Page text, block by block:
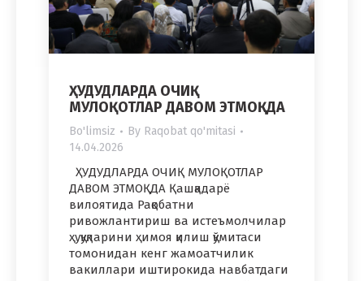
ҲУДУДЛАРДА ОЧИҚ
МУЛОҚОТЛАР ДАВОМ ЭТМОҚДА
Bo'limsiz By Raqobat qo'mitasi
14.04.2026
ҲУДУДЛАРДА ОЧИҚ МУЛОҚОТЛАР
ДАВОМ ЭТМОҚДА Қашқадарё
вилоятида Рақобатни
ривожлантириш ва истеъмолчилар
ҳуқуқларини ҳимоя қилиш қўмитаси
томонидан кенг жамоатчилик
вакиллари иштирокида навбатдаги